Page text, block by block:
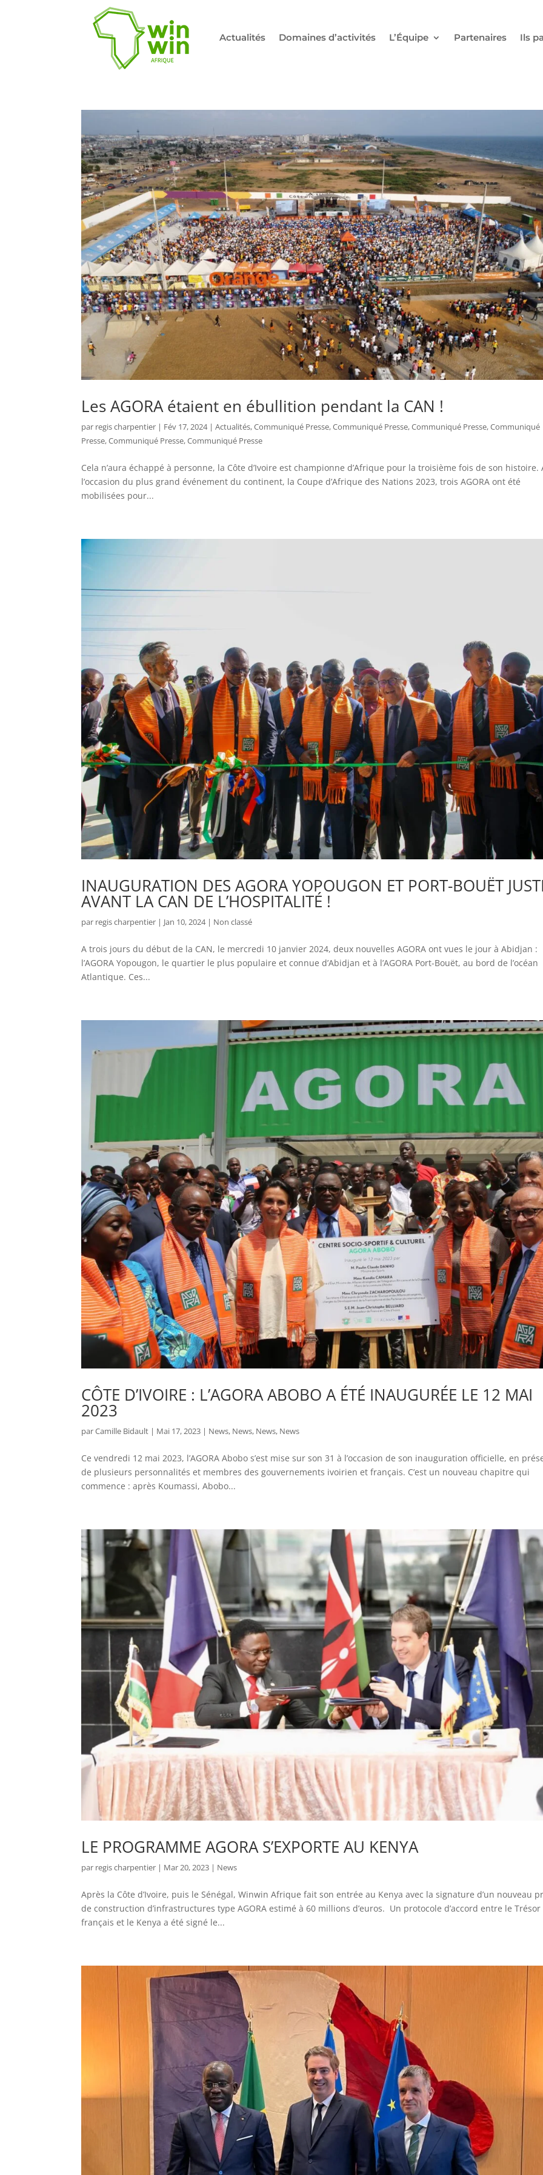
Actualités Domaines d’activités L’Équipe Partenaires Ils
Les AGORA étaient en ébullition pendant la CAN !
par regis charpentier | Fév 17, 2024|Actualités,Communiqué Presse,Communiqué Presse,Communiqué Presse,Communiqué
Presse,Communiqué Presse,Communiqué Presse
Cela n’aura échappé à personne, la Côte d’Ivoire est championne d’Afrique pour la troisième fois de son histoire.
l’occasion du plus grand événement du continent, la Coupe d’Afrique des Nations 2023, trois AGORA ont été
mobilisées pour...
INAUGURATION DES AGORA YOPOUGON ET PORT-BOUËT
AVANT LA CAN DE L’HOSPITALITÉ !
par regis charpentier | Jan 10, 2024| Non classé
A trois jours du début de la CAN, le mercredi 10 janvier 2024, deux nouvelles AGORA ont vues le jour à Abidjan :
l’AGORA Yopougon, le quartier le plus populaire et connue d’Abidjan et à l’AGORA Port-Bouët, au bord de l’océan
Atlantique. Ces...
CÔTE D’IVOIRE : L’AGORA ABOBO A ÉTÉ INAUGURÉE LE 12 MAI
2023
parCamille Bidault | Mai 17, 2023 | News, News, News, News
Ce vendredi 12 mai 2023, l’AGORA Abobo s’est mise sur son 31 à l’occasion de son inauguration officielle, en
de plusieurs personnalités et membres des gouvernements ivoirien et français. C’est un nouveau chapitre qui
commence : après Koumassi, Abobo...
LE PROGRAMME AGORA S’EXPORTE AU KENYA
par regis charpentier | Mar 20, 2023 | News
Après la Côte d’Ivoire, puis le Sénégal, Winwin Afrique fait son entrée au Kenya avec la signature d’un nouveau
de construction d’infrastructures type AGORA estimé à 60 millions d’euros. Un protocole d’accord entre le Trésor
français et le Kenya a été signé le...